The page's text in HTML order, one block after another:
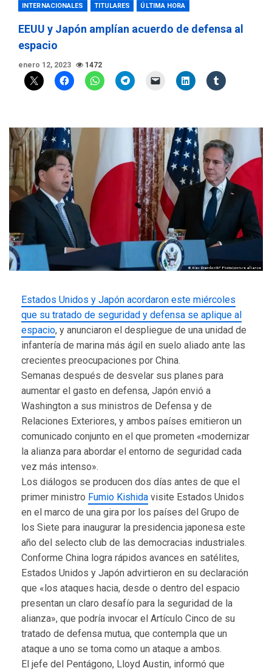
INTERNACIONALES TITULARES ÚLTIMA HORA
EEUU y Japón amplían acuerdo de defensa al
espacio
enero 12, 2023 1472
Estados Unidos y Japón acordaron este miércoles
que su tratado de seguridad y defensa se aplique al
espacio, y anunciaron el despliegue de una unidad de
infantería de marina más ágil en suelo aliado ante las
crecientes preocupaciones por China.
Semanas después de desvelar sus planes para
aumentar el gasto en defensa, Japón envió a
Washington a sus ministros de Defensa y de
Relaciones Exteriores, y ambos países emitieron un
comunicado conjunto en el que prometen «modernizar
la alianza para abordar el entorno de seguridad cada
vez más intenso».
Los diálogos se producen dos días antes de que el
primer ministro Fumio Kishida visite Estados Unidos
en el marco de una gira por los países del Grupo de
los Siete para inaugurar la presidencia japonesa este
año del selecto club de las democracias industriales.
Conforme China logra rápidos avances en satélites,
Estados Unidos y Japón advirtieron en su declaración
que «los ataques hacia, desde o dentro del espacio
presentan un claro desafío para la seguridad de la
alianza», que podría invocar el Artículo Cinco de su
tratado de defensa mutua, que contempla que un
ataque a uno se toma como un ataque a ambos.
El jefe del Pentágono, Lloyd Austin, informó que